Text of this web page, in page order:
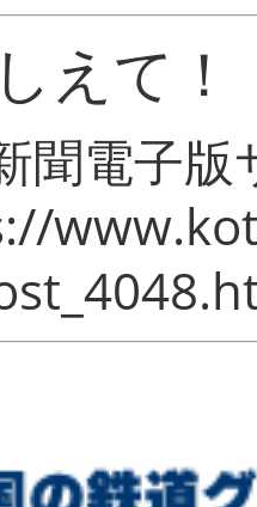
えて
聞電子